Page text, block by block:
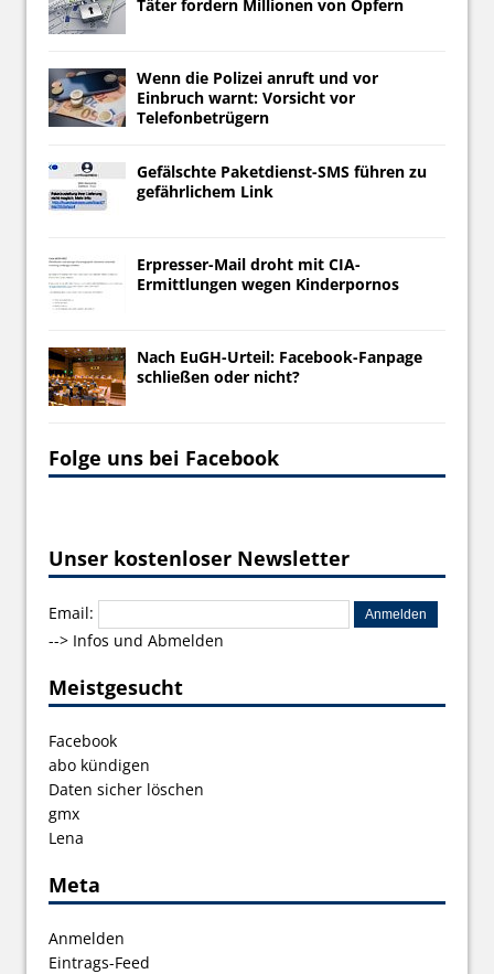
Täter fordern Millionen von Opfern
Wenn die Polizei anruft und vor
Einbruch warnt: Vorsicht vor
Telefonbetrügern
Gefälschte Paketdienst-SMS führen zu
gefährlichem Link
Erpresser-Mail droht mit CIA-
Ermittlungen wegen Kinderpornos
Nach EuGH-Urteil: Facebook-Fanpage
schließen oder nicht?
Folge uns bei Facebook
Unser kostenloser Newsletter
Email:
--> Infos und Abmelden
Meistgesucht
Facebook
abo kündigen
Daten sicher löschen
gmx
Lena
Meta
Anmelden
Eintrags-Feed